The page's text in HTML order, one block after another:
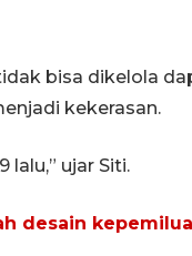
bisa dikelola
kekerasan.
lalu,” ujar Siti.
desain